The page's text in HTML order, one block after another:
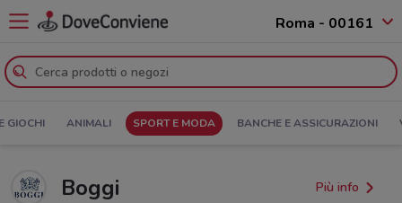
Roma - 00161
GIOCHI ANIMALI SPORT E MODA BANCHE E ASSICURAZIONI
Boggi Più info